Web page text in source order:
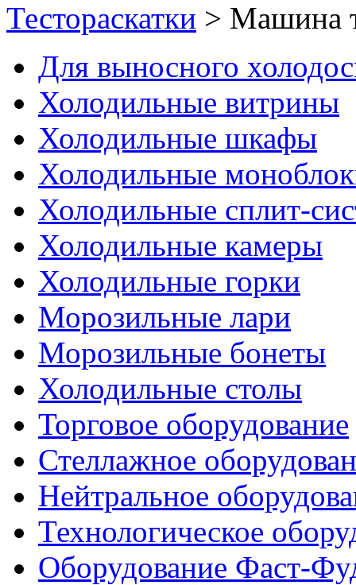
Тестораскатки > Машина
Для выносного
Холодильные витрины
Холодильные шкафы
Холодильные
Холодильные сплит-
Холодильные камеры
Холодильные горки
Морозильные лари
Морозильные бонеты
Холодильные столы
Торговое оборудование
Стеллажное
Нейтральное
Технологическое
Оборудование Фаст-